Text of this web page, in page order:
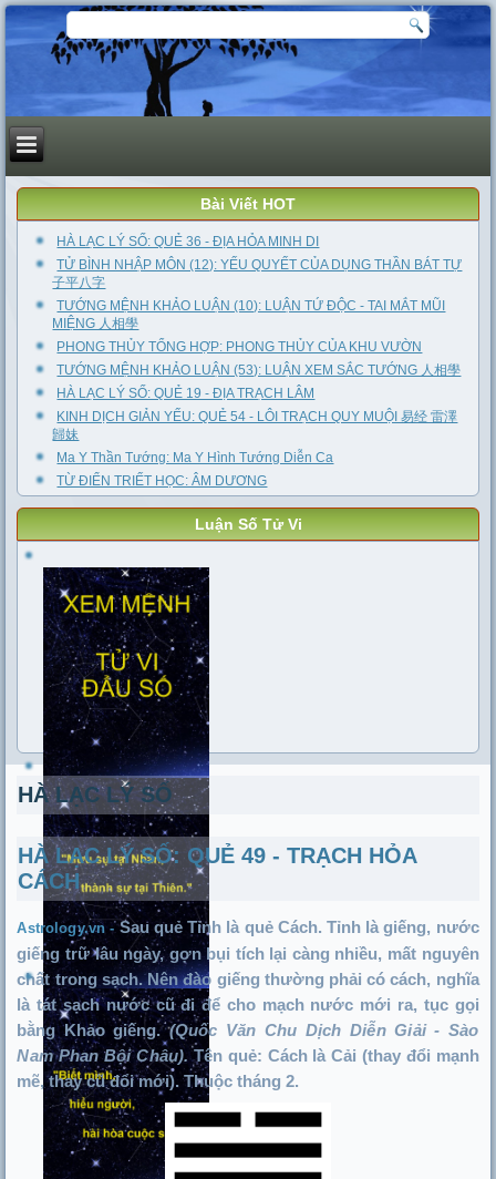
Bài Viết HOT
HÀ LẠC LÝ SỐ: QUẺ 36 - ĐỊA HỎA MINH DI
TỬ BÌNH NHẬP MÔN (12): YẾU QUYẾT CỦA DỤNG THẦN BÁT TỰ
子平八字
TƯỚNG MỆNH KHẢO LUẬN (10): LUẬN TỨ ĐỘC - TAI MẮT MŨI
MIỆNG 人相學
PHONG THỦY TỔNG HỢP: PHONG THỦY CỦA KHU VƯỜN
TƯỚNG MỆNH KHẢO LUẬN (53): LUẬN XEM SẮC TƯỚNG 人相學
HÀ LẠC LÝ SỐ: QUẺ 19 - ĐỊA TRẠCH LÂM
KINH DỊCH GIẢN YẾU: QUẺ 54 - LÔI TRẠCH QUY MUỘI 易经 雷澤
歸妹
Ma Y Thần Tướng: Ma Y Hình Tướng Diễn Ca
TỪ ĐIỂN TRIẾT HỌC: ÂM DƯƠNG
Luận Số Tử Vi
HÀ LẠC LÝ SỐ
HÀ LẠC LÝ SỐ: QUẺ 49 - TRẠCH HỎA
CÁCH
Astrology.vn -Sau quẻ Tỉnh là quẻ Cách. Tỉnh là giếng, nước
giếng trữ lâu ngày, gợn bụi tích lại càng nhiều, mất nguyên
chất trong sạch. Nên đào giếng thường phải có cách, nghĩa
là tát sạch nước cũ đi để cho mạch nước mới ra, tục gọi
bằng Khảo giếng.(Quốc Văn Chu Dịch Diễn Giải - Sào
Nam Phan Bội Châu).Tên quẻ: Cách là Cải (thay đổi mạnh
mẽ, thay cũ đổi mới). Thuộc tháng 2.